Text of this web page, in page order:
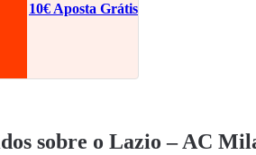
10€ Aposta Grátis
sobre o Lazio – AC